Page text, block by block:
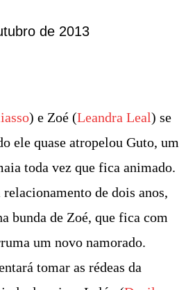
de 2013
) e Zoé (Leandra Leal) se
ele quase atropelou Guto, um
toda vez que fica animado.
de dois anos,
bunda de Zoé, que fica com
um novo namorado.
tomar as rédeas da